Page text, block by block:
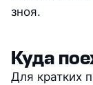
зноя.
Куда
Для кратких